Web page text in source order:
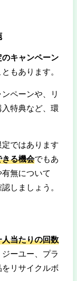
キャンペーン
ともあります。
ペーンや、リ
特典など、環
ではあります
る機会でもあ
無について
しましょう。
人当たりの回数
ーユー、プラ
リサイクルボ